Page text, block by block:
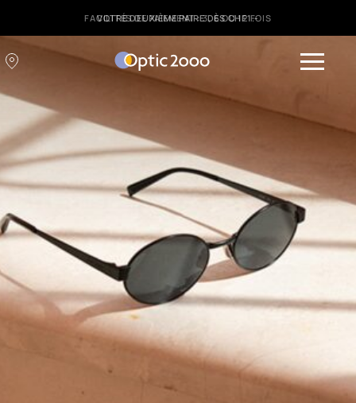
FACILITÉS DE PAIEMENT : 3, 6 OU 12 FOIS